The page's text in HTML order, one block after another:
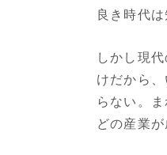
良き時代
しかし現
けだから
らない。
どの産業